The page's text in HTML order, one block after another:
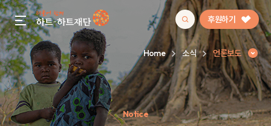
gnb menu open 후원하기
인기 키워드
Home 소식 언론보도
Notice